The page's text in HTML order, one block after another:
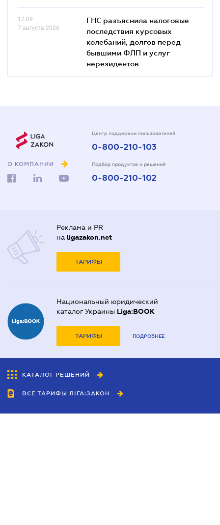
12.09
7 августа 2026
ГНС разъяснила налоговые
последствия курсовых
колебаний, долгов перед
бывшими ФЛП и услуг
нерезидентов
О КОМПАНИИ
Центр поддержки пользователей
0-800-210-103
Подбор продуктов и решений
0-800-210-102
Реклама и PR
на ligazakon.net
ТАРИФЫ
Национальный юридический
каталог Украины Liga:BOOK
ТАРИФЫ ПОДРОБНЕЕ
КАТАЛОГ РЕШЕНИЙ
ВСЕ ТАРИФЫ ЛІГА:ЗАКОН